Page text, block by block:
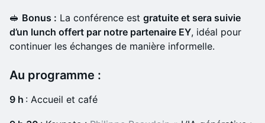
🥪 Bonus : La conférence est gratuite et sera suivie
d’un lunch offert par notre partenaire EY, idéal pour
continuer les échanges de manière informelle.
Au programme :
9 h : Accueil et café